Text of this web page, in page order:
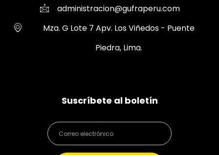
administracion@gufraperu.com
Mza. G Lote 7 Apv. Los Viñedos - Puente
Piedra, Lima.
Suscríbete al boletín